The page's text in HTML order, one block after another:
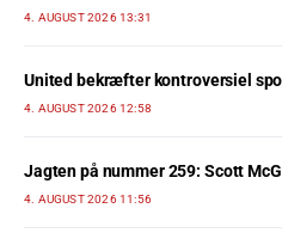
4. AUGUST 2026 13:31
United bekræfter kontroversiel
4. AUGUST 2026 12:58
Jagten på nummer 259: Scott
4. AUGUST 2026 11:56